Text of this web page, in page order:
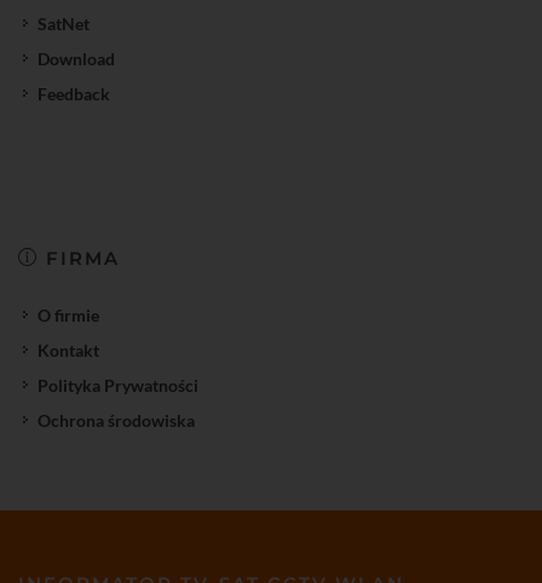
SatNet
Download
Feedback
FIRMA
O firmie
Kontakt
Polityka Prywatności
Ochrona środowiska